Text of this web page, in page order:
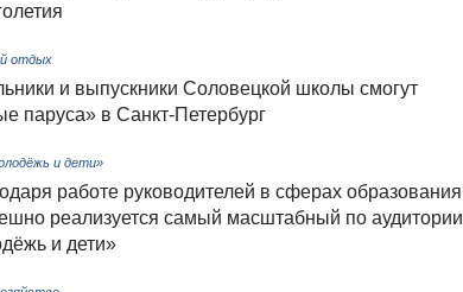
отдых
и выпускники Соловецкой школы смогут
паруса» в Санкт-Петербург
и дети»
работе руководителей в сферах образования
реализуется самый масштабный по аудитории
и дети»